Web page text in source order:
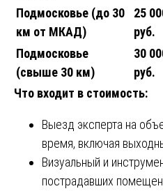
Подмосковье (до 30
км от МКАД)
25
руб.
Подмосковье
(свыше 30 км)
30
руб.
Что входит в стоимость:
Выезд эксперта на
время, включая
Визуальный и
пострадавших